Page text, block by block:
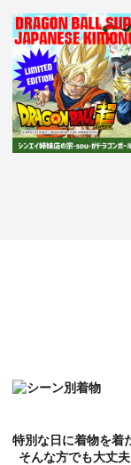
特別な日に着物を着
そんな方でも大丈